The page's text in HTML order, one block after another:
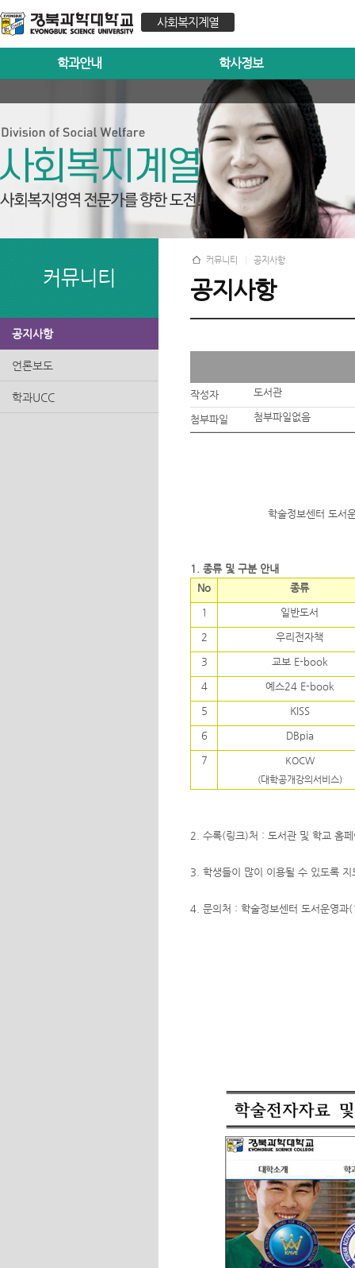
사회복지계열
학과안내 학사정보
커뮤니티
공지사항
언론보도
학과UCC
커뮤니티 공지사항
공지사항
작성자 도서관
첨부파일 첨부파일없음
학술정보센터 도서
1. 종류 및 구분 안내
No
종류
1 일반도서
2 우리전자책
3 교보 E-book
4 예스24 E-book
5 KISS
6 DBpia
7
KOCW
(대학공개강의서비스)
2. 수록(링크)처 : 도서관 및 학교 홈
3. 학생들이 많이 이용될 수 있도록
4. 문의처 : 학술정보센터 도서운영과